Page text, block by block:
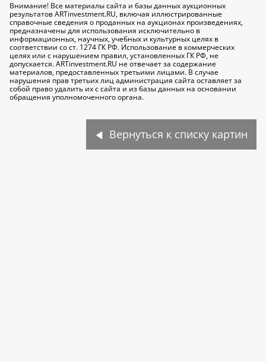
Внимание! Все материалы сайта и базы данных аукционных
результатов ARTinvestment.RU, включая иллюстрированные
справочные сведения о проданных на аукционах произведениях,
предназначены для использования исключительно в
информационных, научных, учебных и культурных целях в
соответствии со ст. 1274 ГК РФ. Использование в коммерческих
целях или с нарушением правил, установленных ГК РФ, не
допускается. ARTinvestment.RU не отвечает за содержание
материалов, предоставленных третьими лицами. В случае
нарушения прав третьих лиц администрация сайта оставляет за
собой право удалить их с сайта и из базы данных на основании
обращения уполномоченного органа.
Вернуться к списку картин